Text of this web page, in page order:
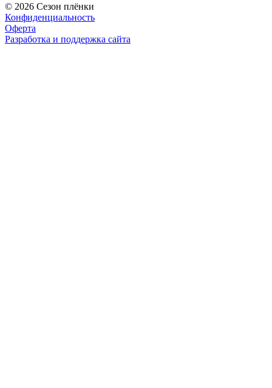
© 2026 Сезон плёнки
Конфиденциальность
Оферта
Разработка и поддержка сайта